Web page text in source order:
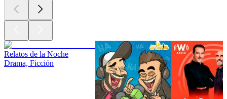
Relatos de la Noche
Drama, Ficción